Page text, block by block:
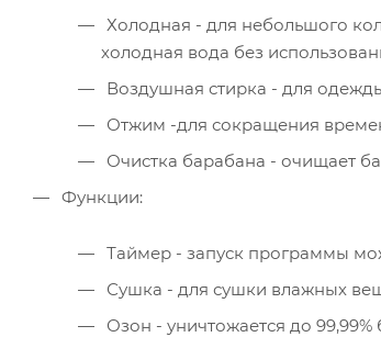
Холодная - для небольшого
холодная вода без
Воздушная стирка - для
Отжим -для сокращения
Очистка барабана - очищает
Функции:
Таймер - запуск программы
Сушка - для сушки влажных
Озон - уничтожается до